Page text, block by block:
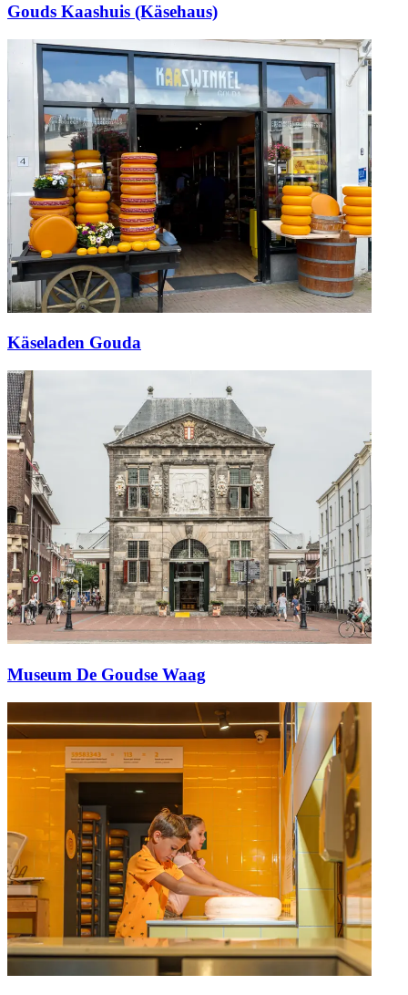
Gouds Kaashuis (Käsehaus)
Käseladen Gouda
Museum De Goudse Waag